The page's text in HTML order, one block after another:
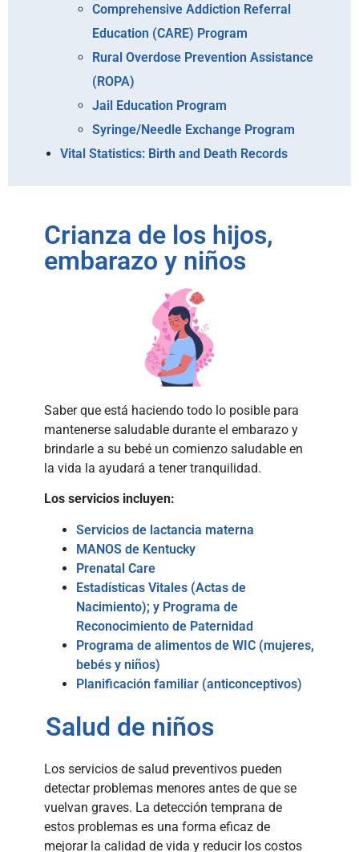
Comprehensive Addiction Referral
Education (CARE) Program
Rural Overdose Prevention Assistance
(ROPA)
Jail Education Program
Syringe/Needle Exchange Program
Vital Statistics: Birth and Death Records
Crianza de los hijos,
embarazo y niños
Saber que está haciendo todo lo posible para
mantenerse saludable durante el embarazo y
brindarle a su bebé un comienzo saludable en
la vida la ayudará a tener tranquilidad.
Los servicios incluyen:
Servicios de lactancia materna
MANOS de Kentucky
Prenatal Care
Estadísticas Vitales (Actas de
Nacimiento); y Programa de
Reconocimiento de Paternidad
Programa de alimentos de WIC (mujeres,
bebés y niños)
Planificación familiar (anticonceptivos)
Salud de niños
Los servicios de salud preventivos pueden
detectar problemas menores antes de que se
vuelvan graves. La detección temprana de
estos problemas es una forma eficaz de
mejorar la calidad de vida y reducir los costos